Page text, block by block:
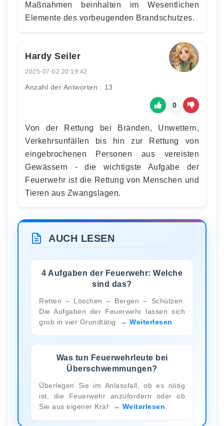
Maßnahmen beinhalten im Wesentlichen
Elemente des vorbeugenden Brandschutzes.
Hardy Seiler
2025-07-02 20:19:42
Anzahl der Antworten : 13
0
Von der Rettung bei Bränden, Unwettern,
Verkehrsunfällen bis hin zur Rettung von
eingebrochenen Personen aus vereisten
Gewässern - die wichtigste Aufgabe der
Feuerwehr ist die Rettung von Menschen und
Tieren aus Zwangslagen.
AUCH LESEN
4 Aufgaben der Feuerwehr: Welche
sind das?
Retten – Löschen – Bergen – Schützen.
Die Aufgaben der Feuerwehr lassen sich
grob in vier Grundtätig
Weiterlesen
Was tun Feuerwehrleute bei
Überschwemmungen?
Überlegen Sie im Anlassfall, ob es nötig
ist, die Feuerwehr anzufordern oder ob
Sie aus eigener Kraf
Weiterlesen